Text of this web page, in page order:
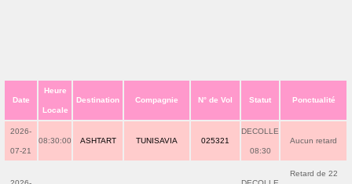
Date
Heure
Locale
Destination Compagnie N° de Vol Statut Ponctualité
2026-
07-21
08:30:00 ASHTART TUNISAVIA 025321
DECOLLE
08:30
Aucun retard
Retard de 22